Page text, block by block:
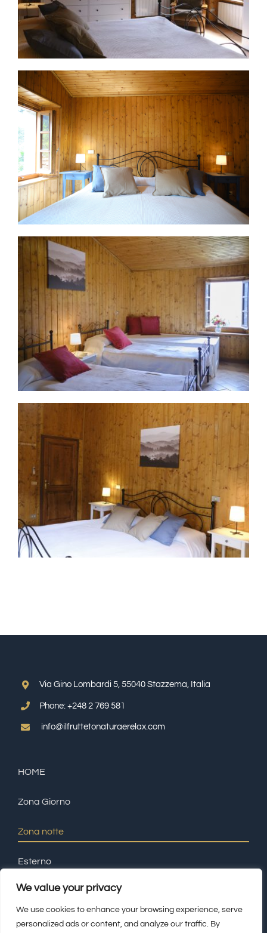
We value your privacy
We use cookies to enhance your browsing experience, serve
personalized ads or content, and analyze our traffic. By
Via Gino Lombardi 5, 55040 Stazzema, Italia
Phone: +248 2 769 581
info@ilfruttetonaturaerelax.com
HOME
Zona Giorno
Zona notte
Esterno
Prenotazione e contatti